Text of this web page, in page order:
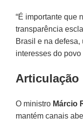
“É importante que
transparência
Brasil e na
interesses do
Articulação
O ministro Márcio
mantém canais